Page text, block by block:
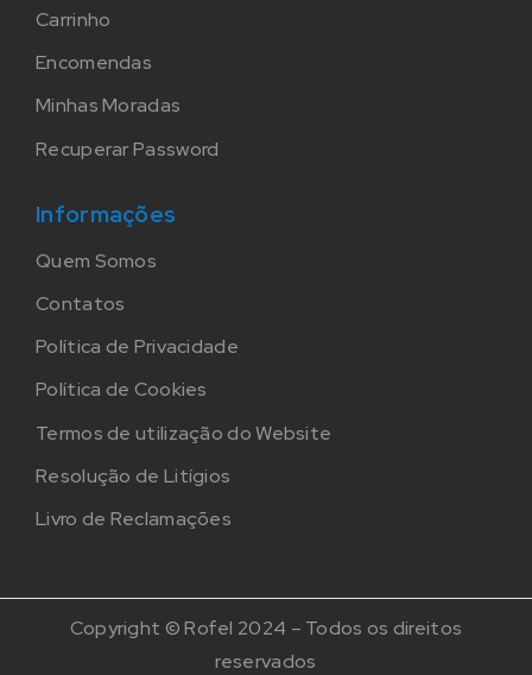
Carrinho
Encomendas
Minhas Moradas
Recuperar Password
Informações
Quem Somos
Contatos
Política de Privacidade
Política de Cookies
Termos de utilização do Website
Resolução de Litígios
Livro de Reclamações
Copyright © Rofel 2024 – Todos os direitos
reservados